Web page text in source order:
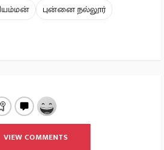
புன்னை நல்லூர்
COMMENTS